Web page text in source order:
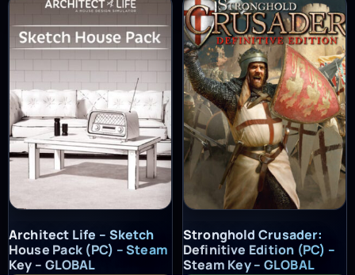
Architect Life – Sketch House Pack (PC) – Steam Key – GLOBAL
Architect Life – Sketch
House Pack (PC) – Steam
Key – GLOBAL
Stronghold Crusader: Definitive
Stronghold Crusader:
Definitive Edition (PC) –
Steam Key – GLOBAL